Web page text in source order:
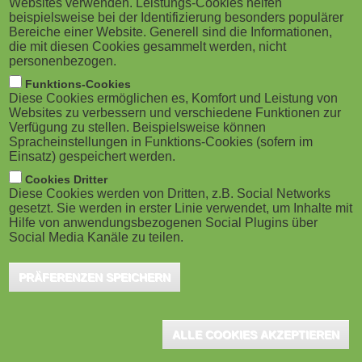
M
o
b
i
l
e
)
g
a
o
n
Whitepaper zum Thema "Digitales Lernen in
Unternehmen" des Unternehmens TicTac Lern
(ehemals Interlake Media GmbH) widmet sich den Vor-
und Nachteilen von Inhalten, die durch Lernende
selbst erstellt werden. Anhand von Fallbeispielen
werden mögliche Umsetzungsszenarien aufgezeigt,
die durch Best Practice-Beispiele untermauert werden.
Im eLearning ist seit geraumer Zeit der Trend zu
erkennen, Lernende als Autoren in das
Rahmen des so genannten "User Generated Contents" werden
der Vermittlung von Lerninhalten angesehen.
Websites verwenden. Leistungs-Cookies helfen
beispielsweise bei der Identifizierung besonders populärer
Bereiche einer Website. Generell sind die Informationen,
die mit diesen Cookies gesammelt werden, nicht
personenbezogen.
Funktions-Cookies
Diese Cookies ermöglichen es, Komfort und Leistung von
Websites zu verbessern und verschiedene Funktionen zur
Verfügung zu stellen. Beispielsweise können
Spracheinstellungen in Funktions-Cookies (sofern im
Einsatz) gespeichert werden.
Cookies Dritter
Diese Cookies werden von Dritten, z.B. Social Networks
gesetzt. Sie werden in erster Linie verwendet, um Inhalte mit
Hilfe von anwendungsbezogenen Social Plugins über
Social Media Kanäle zu teilen.
PRÄFERENZEN SPEICHERN
ALLE COOKIES AKZEPTIEREN